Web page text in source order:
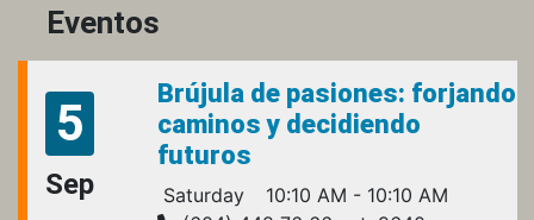
Eventos
5
Sep
Brújula de pasiones: forjando
caminos y decidiendo
futuros
Saturday
10:10 AM - 10:10 AM